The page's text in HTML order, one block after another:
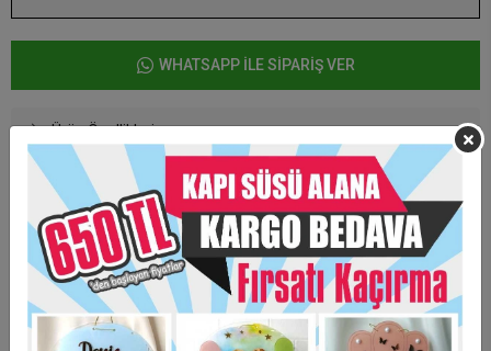
WHATSAPP İLE SİPARİŞ VER
Ürün Özellikleri
Baskıcı Amca Diş Figürlü Boyamalı Magnet
Ürün 6,5 cm çapındadır.
Arkası mıknatıslı olarak hazırlanmaktadır.
Taksit Seçenekleri
Garanti Ve Teslimat